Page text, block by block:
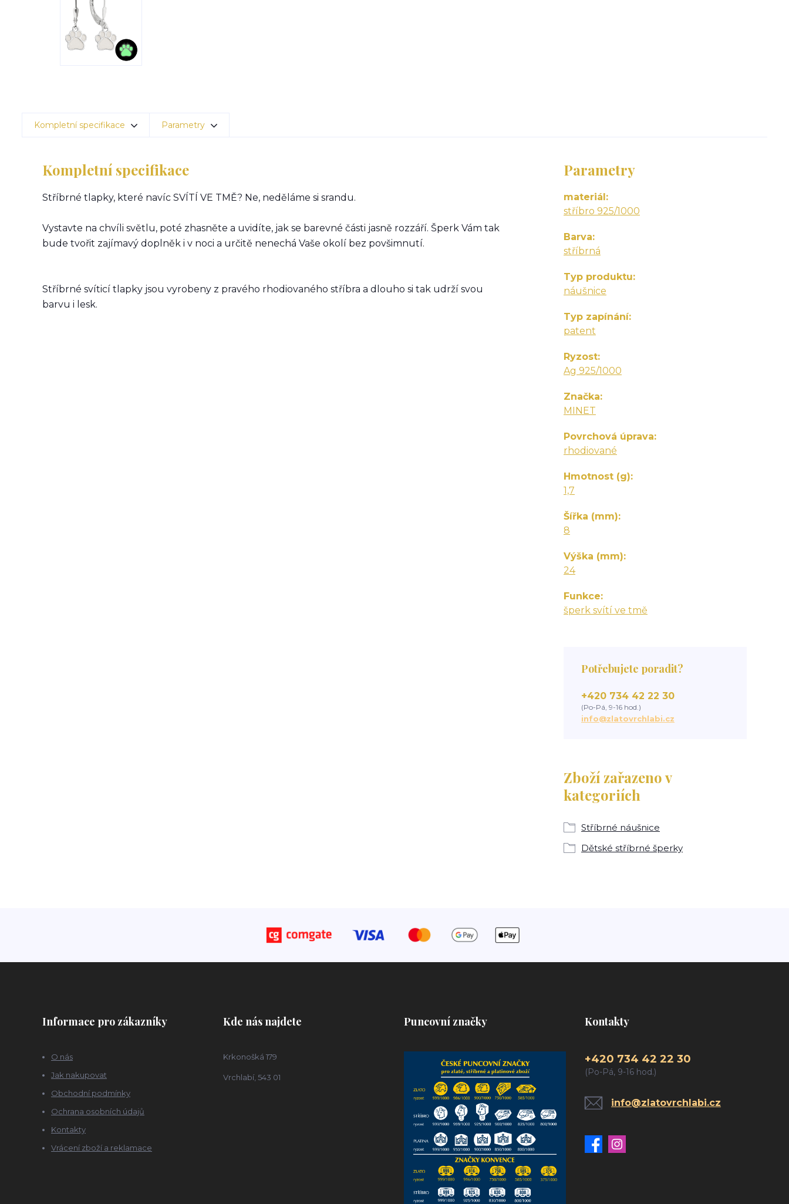
Kompletní specifikace Parametry
Kompletní specifikace
Stříbrné tlapky, které navíc SVÍTÍ VE TMĚ? Ne, neděláme si srandu.
Vystavte na chvíli světlu, poté zhasněte a uvidíte, jak se barevné části jasně rozzáří. Šperk Vám tak
bude tvořit zajímavý doplněk i v noci a určitě nenechá Vaše okolí bez povšimnutí.
Stříbrné svíticí tlapky jsou vyrobeny z pravého rhodiovaného stříbra a dlouho si tak udrží svou
barvu i lesk.
Parametry
materiál
stříbro 925/1000
Barva
stříbrná
Typ produktu
náušnice
Typ zapínání
patent
Ryzost
Ag 925/1000
Značka
MINET
Povrchová úprava
rhodiované
Hmotnost (g)
1,7
Šířka (mm)
8
Výška (mm)
24
Funkce
šperk svítí ve tmě
Zboží zařazeno v
kategoriích
Stříbrné náušnice
Dětské stříbrné šperky
Potřebujete poradit?
+420 734 42 22 30
(Po-Pá, 9-16 hod.)
info@zlatovrchlabi.cz
Informace pro zákazníky
O nás
Jak nakupovat
Obchodní podmínky
Ochrana osobních údajů
Kontakty
Vrácení zboží a reklamace
Kde nás najdete
Krkonošká 179
Vrchlabí, 543 01
Puncovní značky Kontakty
+420 734 42 22 30
(Po-Pá, 9-16 hod.)
info@zlatovrchlabi.cz